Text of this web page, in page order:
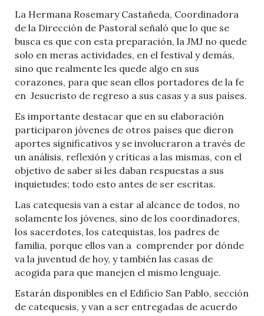
La Hermana Rosemary Castañeda, Coordinadora
de la Dirección de Pastoral señaló que lo que se
busca es que con esta preparación, la JMJ no quede
solo en meras actividades, en el festival y demás,
sino que realmente les quede algo en sus
corazones, para que sean ellos portadores de la fe
en Jesucristo de regreso a sus casas y a sus países.
Es importante destacar que en su elaboración
participaron jóvenes de otros países que dieron
aportes significativos y se involucraron a través de
un análisis, reflexión y críticas a las mismas, con el
objetivo de saber si les daban respuestas a sus
inquietudes; todo esto antes de ser escritas.
Las catequesis van a estar al alcance de todos, no
solamente los jóvenes, sino de los coordinadores,
los sacerdotes, los catequistas, los padres de
familia, porque ellos van a comprender por dónde
va la juventud de hoy, y también las casas de
acogida para que manejen el mismo lenguaje.
Estarán disponibles en el Edificio San Pablo, sección
de catequesis, y van a ser entregadas de acuerdo